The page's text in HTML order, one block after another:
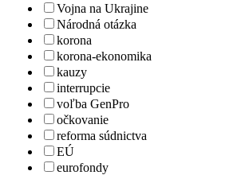
Vojna na Ukrajine
Národná otázka
korona
korona-ekonomika
kauzy
interrupcie
voľba GenPro
očkovanie
reforma súdnictva
EÚ
eurofondy